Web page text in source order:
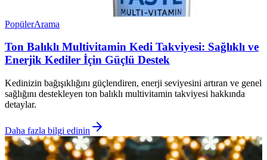
PopülerArama
Ton Balıklı Multivitamin Kedi Takviyesi: Sağlıklı ve
Enerjik Kediler İçin Güçlü Destek
Kedinizin bağışıklığını güçlendiren, enerji seviyesini artıran ve genel
sağlığını destekleyen ton balıklı multivitamin takviyesi hakkında
detaylar.
Daha fazla bilgi edinin